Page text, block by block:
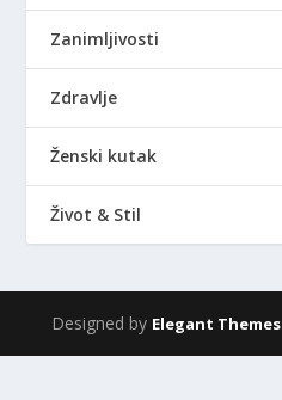
Zanimljivosti
Zdravlje
Ženski kutak
Život & Stil
Designed by Elegant Themes